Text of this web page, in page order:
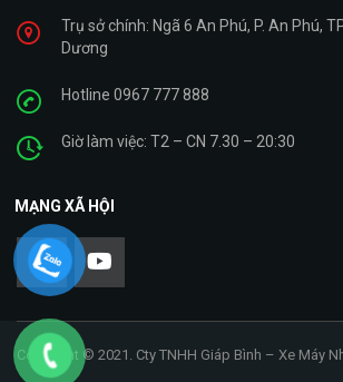
Trụ sở chính: Ngã 6 An Phú, P. An Phú,
Dương
Hotline 0967 777 888
Giờ làm việc: T2 – CN 7.30 – 20:30
MẠNG XÃ HỘI
Copyright © 2021. Cty TNHH Giáp Bình – Xe Máy